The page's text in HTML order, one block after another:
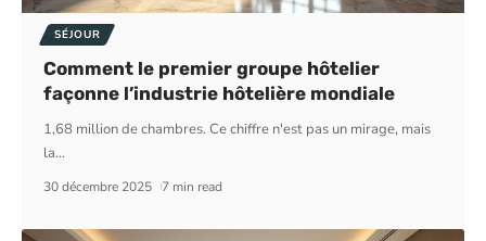
SÉJOUR
Comment le premier groupe hôtelier
façonne l’industrie hôtelière mondiale
1,68 million de chambres. Ce chiffre n'est pas un mirage, mais
la…
30 décembre 2025 7 min read